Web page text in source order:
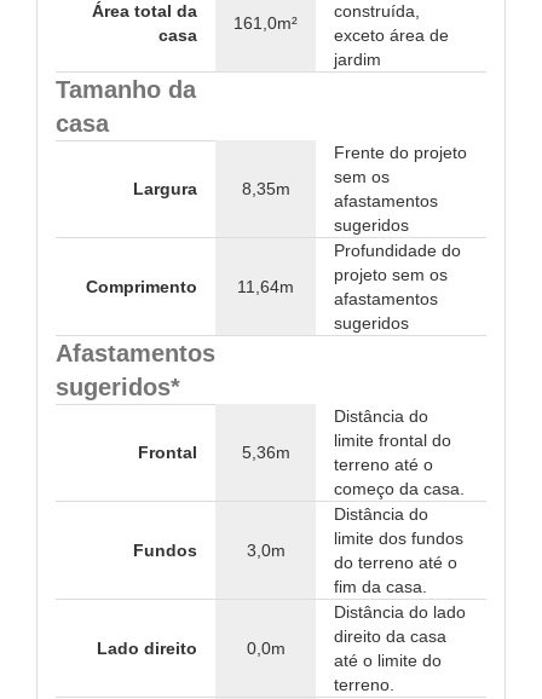
Área total da
casa
161,0m²
construída,
exceto área de
jardim
Tamanho da
casa
Largura 8,35m
Frente do projeto
sem os
afastamentos
sugeridos
Comprimento 11,64m
Profundidade do
projeto sem os
afastamentos
sugeridos
Afastamentos
sugeridos*
Frontal 5,36m
Distância do
limite frontal do
terreno até o
começo da casa.
Fundos 3,0m
Distância do
limite dos fundos
do terreno até o
fim da casa.
Lado direito 0,0m
Distância do lado
direito da casa
até o limite do
terreno.